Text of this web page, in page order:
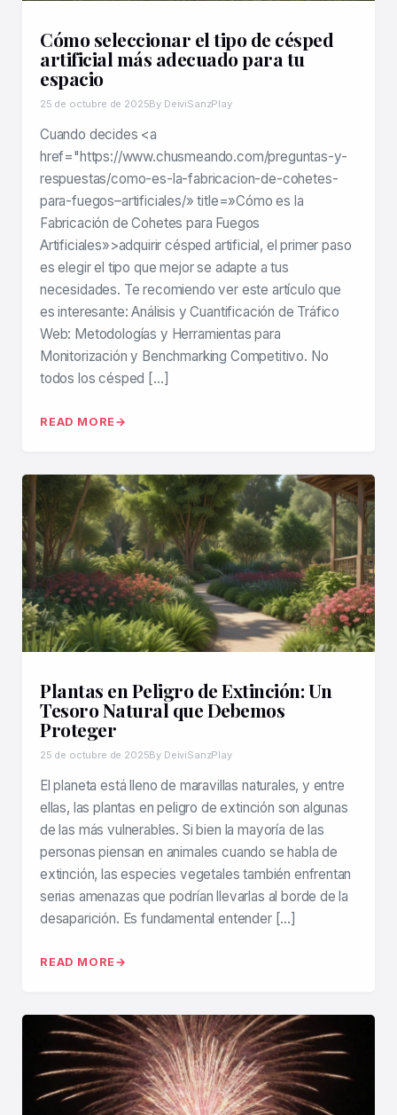
Cómo seleccionar el tipo de césped
artificial más adecuado para tu
espacio
25 de octubre de 2025By DeiviSanzPlay
Cuando decides <a
href="https://www.chusmeando.com/preguntas-y-
respuestas/como-es-la-fabricacion-de-cohetes-
para-fuegos–artificiales/» title=»Cómo es la
Fabricación de Cohetes para Fuegos
Artificiales»>adquirir césped artificial, el primer paso
es elegir el tipo que mejor se adapte a tus
necesidades. Te recomiendo ver este artículo que
es interesante: Análisis y Cuantificación de Tráfico
Web: Metodologías y Herramientas para
Monitorización y Benchmarking Competitivo. No
todos los césped […]
READ MORE
Plantas en Peligro de Extinción: Un
Tesoro Natural que Debemos
Proteger
25 de octubre de 2025By DeiviSanzPlay
El planeta está lleno de maravillas naturales, y entre
ellas, las plantas en peligro de extinción son algunas
de las más vulnerables. Si bien la mayoría de las
personas piensan en animales cuando se habla de
extinción, las especies vegetales también enfrentan
serias amenazas que podrían llevarlas al borde de la
desaparición. Es fundamental entender […]
READ MORE